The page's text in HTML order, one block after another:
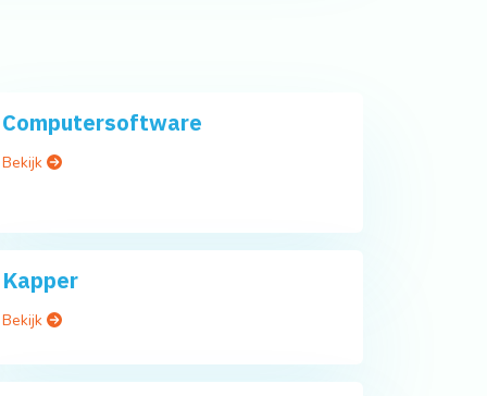
Computersoftware
Bekijk
Kapper
Bekijk